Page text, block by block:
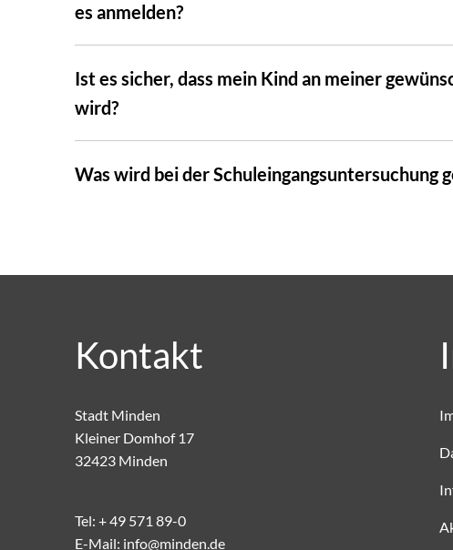
es anmelden?
Ist es sicher, dass mein Kind an meiner
wird?
Was wird bei der Schuleingangsuntersuchung
Kontakt
Stadt Minden
Kleiner Domhof 17
32423 Minden
Tel: + 49 571 89-0
E-Mail: info@minden.de